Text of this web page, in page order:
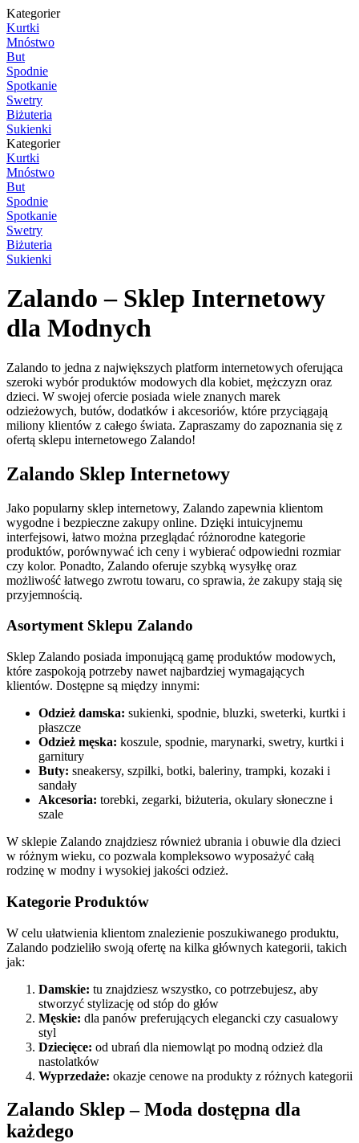
Kategorier
Kurtki
Mnóstwo
But
Spodnie
Spotkanie
Swetry
Biżuteria
Sukienki
Kategorier
Kurtki
Mnóstwo
But
Spodnie
Spotkanie
Swetry
Biżuteria
Sukienki
Zalando – Sklep Internetowy
dla Modnych
Zalando to jedna z największych platform internetowych oferująca
szeroki wybór produktów modowych dla kobiet, mężczyzn oraz
dzieci. W swojej ofercie posiada wiele znanych marek
odzieżowych, butów, dodatków i akcesoriów, które przyciągają
miliony klientów z całego świata. Zapraszamy do zapoznania się z
ofertą sklepu internetowego Zalando!
Zalando Sklep Internetowy
Jako popularny sklep internetowy, Zalando zapewnia klientom
wygodne i bezpieczne zakupy online. Dzięki intuicyjnemu
interfejsowi, łatwo można przeglądać różnorodne kategorie
produktów, porównywać ich ceny i wybierać odpowiedni rozmiar
czy kolor. Ponadto, Zalando oferuje szybką wysyłkę oraz
możliwość łatwego zwrotu towaru, co sprawia, że zakupy stają się
przyjemnością.
Asortyment Sklepu Zalando
Sklep Zalando posiada imponującą gamę produktów modowych,
które zaspokoją potrzeby nawet najbardziej wymagających
klientów. Dostępne są między innymi:
Odzież damska: sukienki, spodnie, bluzki, sweterki, kurtki i
płaszcze
Odzież męska: koszule, spodnie, marynarki, swetry, kurtki i
garnitury
Buty: sneakersy, szpilki, botki, baleriny, trampki, kozaki i
sandały
Akcesoria: torebki, zegarki, biżuteria, okulary słoneczne i
szale
W sklepie Zalando znajdziesz również ubrania i obuwie dla dzieci
w różnym wieku, co pozwala kompleksowo wyposażyć całą
rodzinę w modny i wysokiej jakości odzież.
Kategorie Produktów
W celu ułatwienia klientom znalezienie poszukiwanego produktu,
Zalando podzieliło swoją ofertę na kilka głównych kategorii, takich
jak:
Damskie: tu znajdziesz wszystko, co potrzebujesz, aby
stworzyć stylizację od stóp do głów
Męskie: dla panów preferujących elegancki czy casualowy
styl
Dziecięce: od ubrań dla niemowląt po modną odzież dla
nastolatków
Wyprzedaże: okazje cenowe na produkty z różnych kategorii
Zalando Sklep – Moda dostępna dla
każdego